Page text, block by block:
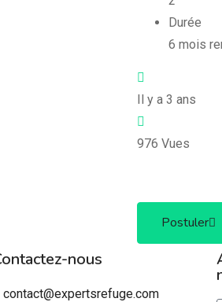
Durée
6 mois
Il y a3 ans
976 Vues
Postuler
nous
contact@expertsrefuge.com